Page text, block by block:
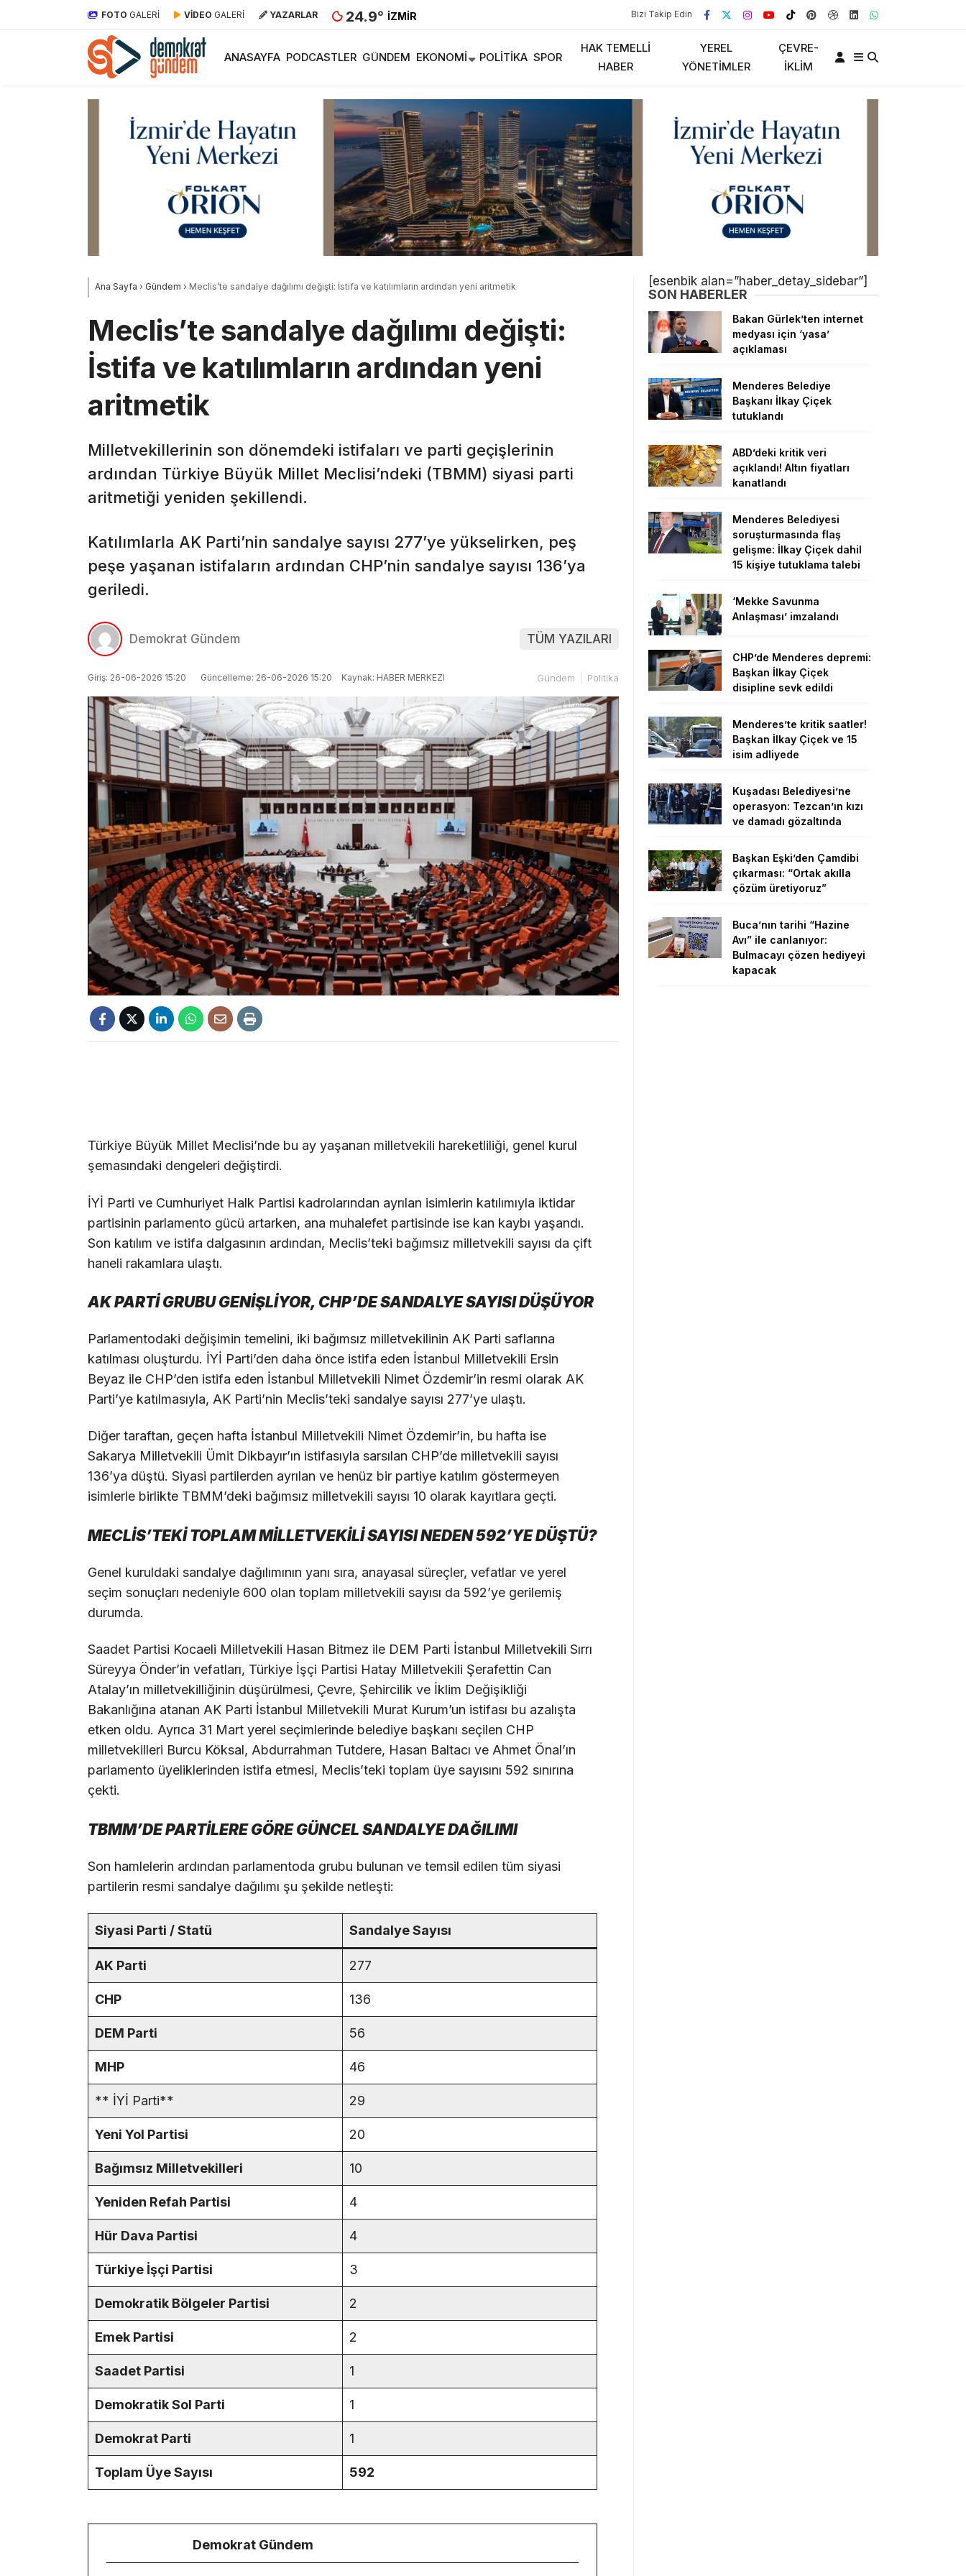
FOTO GALERİ VİDEO GALERİ YAZARLAR 24.9° İZMIR Bizi Takip Edin
ANASAYFA PODCASTLER GÜNDEM EKONOMI POLITIKA SPOR
HAK TEMELLI
HABER
YEREL
YÖNETIMLER
ÇEVRE-
İKLIM
Ana Sayfa › Gündem › Meclis’te sandalye dağılımı değişti: İstifa ve katılımların ardından yeni aritmetik
Meclis’te sandalye dağılımı değişti:
İstifa ve katılımların ardından yeni
aritmetik
Milletvekillerinin son dönemdeki istifaları ve parti geçişlerinin
ardından Türkiye Büyük Millet Meclisi’ndeki (TBMM) siyasi parti
aritmetiği yeniden şekillendi.
Katılımlarla AK Parti’nin sandalye sayısı 277’ye yükselirken, peş
peşe yaşanan istifaların ardından CHP’nin sandalye sayısı 136’ya
geriledi.
Demokrat Gündem TÜM YAZILARI
Giriş: 26-06-2026 15:20 Güncelleme: 26-06-2026 15:20 Kaynak: HABER MERKEZI Gündem Politika
Türkiye Büyük Millet Meclisi’nde bu ay yaşanan milletvekili hareketliliği, genel kurul
şemasındaki dengeleri değiştirdi.
İYİ Parti ve Cumhuriyet Halk Partisi kadrolarından ayrılan isimlerin katılımıyla iktidar
partisinin parlamento gücü artarken, ana muhalefet partisinde ise kan kaybı yaşandı.
Son katılım ve istifa dalgasının ardından, Meclis’teki bağımsız milletvekili sayısı da çift
haneli rakamlara ulaştı.
AK PARTİ GRUBU GENİŞLİYOR, CHP’DE SANDALYE SAYISI DÜŞÜYOR
Parlamentodaki değişimin temelini, iki bağımsız milletvekilinin AK Parti saflarına
katılması oluşturdu. İYİ Parti’den daha önce istifa eden İstanbul Milletvekili Ersin
Beyaz ile CHP’den istifa eden İstanbul Milletvekili Nimet Özdemir’in resmi olarak AK
Parti’ye katılmasıyla, AK Parti’nin Meclis’teki sandalye sayısı 277’ye ulaştı.
Diğer taraftan, geçen hafta İstanbul Milletvekili Nimet Özdemir’in, bu hafta ise
Sakarya Milletvekili Ümit Dikbayır’ın istifasıyla sarsılan CHP’de milletvekili sayısı
136’ya düştü. Siyasi partilerden ayrılan ve henüz bir partiye katılım göstermeyen
isimlerle birlikte TBMM’deki bağımsız milletvekili sayısı 10 olarak kayıtlara geçti.
MECLİS’TEKİ TOPLAM MİLLETVEKİLİ SAYISI NEDEN 592’YE DÜŞTÜ?
Genel kuruldaki sandalye dağılımının yanı sıra, anayasal süreçler, vefatlar ve yerel
seçim sonuçları nedeniyle 600 olan toplam milletvekili sayısı da 592’ye gerilemiş
durumda.
Saadet Partisi Kocaeli Milletvekili Hasan Bitmez ile DEM Parti İstanbul Milletvekili Sırrı
Süreyya Önder’in vefatları, Türkiye İşçi Partisi Hatay Milletvekili Şerafettin Can
Atalay’ın milletvekilliğinin düşürülmesi, Çevre, Şehircilik ve İklim Değişikliği
Bakanlığına atanan AK Parti İstanbul Milletvekili Murat Kurum’un istifası bu azalışta
etken oldu. Ayrıca 31 Mart yerel seçimlerinde belediye başkanı seçilen CHP
milletvekilleri Burcu Köksal, Abdurrahman Tutdere, Hasan Baltacı ve Ahmet Önal’ın
parlamento üyeliklerinden istifa etmesi, Meclis’teki toplam üye sayısını 592 sınırına
çekti.
TBMM’DE PARTİLERE GÖRE GÜNCEL SANDALYE DAĞILIMI
Son hamlelerin ardından parlamentoda grubu bulunan ve temsil edilen tüm siyasi
partilerin resmi sandalye dağılımı şu şekilde netleşti:
Siyasi Parti / Statü Sandalye Sayısı
AK Parti 277
CHP 136
DEM Parti 56
MHP 46
** İYİ Parti** 29
Yeni Yol Partisi 20
Bağımsız Milletvekilleri 10
Yeniden Refah Partisi 4
Hür Dava Partisi 4
Türkiye İşçi Partisi 3
Demokratik Bölgeler Partisi 2
Emek Partisi 2
Saadet Partisi 1
Demokratik Sol Parti 1
Demokrat Parti 1
Toplam Üye Sayısı 592
Demokrat Gündem
[esenbik alan=”haber_detay_sidebar”]
SON HABERLER
Bakan Gürlek’ten internet
medyası için ‘yasa’
açıklaması
Menderes Belediye
Başkanı İlkay Çiçek
tutuklandı
ABD’deki kritik veri
açıklandı! Altın fiyatları
kanatlandı
Menderes Belediyesi
soruşturmasında flaş
gelişme: İlkay Çiçek dahil
15 kişiye tutuklama talebi
‘Mekke Savunma
Anlaşması’ imzalandı
CHP’de Menderes depremi:
Başkan İlkay Çiçek
disipline sevk edildi
Menderes’te kritik saatler!
Başkan İlkay Çiçek ve 15
isim adliyede
Kuşadası Belediyesi’ne
operasyon: Tezcan’ın kızı
ve damadı gözaltında
Başkan Eşki’den Çamdibi
çıkarması: “Ortak akılla
çözüm üretiyoruz”
Buca’nın tarihi “Hazine
Avı” ile canlanıyor:
Bulmacayı çözen hediyeyi
kapacak